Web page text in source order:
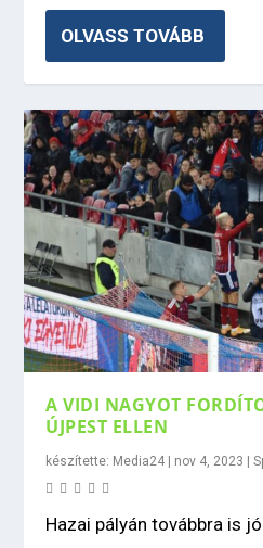
OLVASS TOVÁBB
A VIDI NAGYOT
ÚJPEST ELLEN
készítette: Media24 | nov 4, 2023 |
Hazai pályán továbbra is